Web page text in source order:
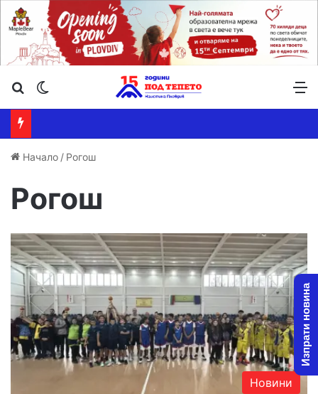
Търсене ...
Начало / Рогош
Рогош
Новини
Изпрати новина